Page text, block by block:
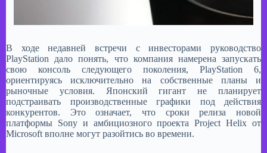
​В ходе недавней встречи с инвесторами руководство
PlayStation дало понять, что компания намерена запускать
свою консоль следующего поколения, PlayStation 6,
ориентируясь исключительно на собственные планы и
рыночные условия. Японский гигант не планирует
подстраивать производственные графики под действия
конкурентов. Это означает, что сроки релиза новой
платформы Sony и амбициозного проекта Project Helix от
Microsoft вполне могут разойтись во времени.​